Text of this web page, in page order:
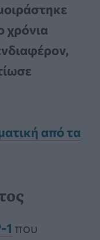
χρόνια
από τα
1 που